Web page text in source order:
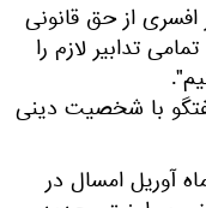
افسری از حق قانونی
تدابیر لازم را
با شخصیت دینی
آوریل امسال در